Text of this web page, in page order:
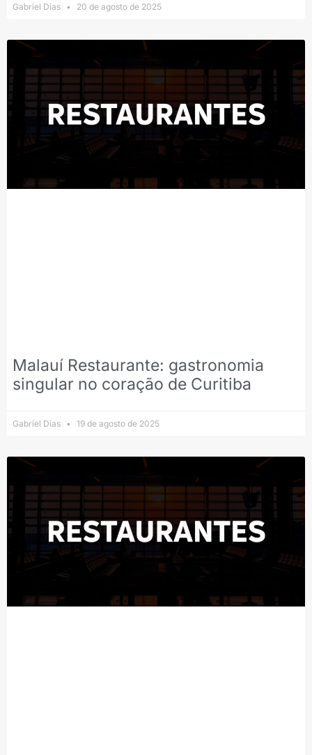
Gabriel Dias 20 de agosto de 2025
Malauí Restaurante: gastronomia
singular no coração de Curitiba
Gabriel Dias 19 de agosto de 2025